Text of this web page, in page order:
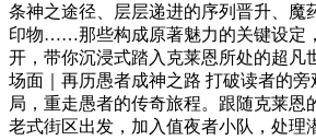
条神之途径、层层递进的序列晋升、魔
印物……那些构成原著魅力的关键设定
开，带你沉浸式踏入克莱恩所处的超凡
场面｜再历愚者成神之路 打破读者的旁
局，重走愚者的传奇旅程。跟随克莱恩
老式街区出发，加入值夜者小队，处理